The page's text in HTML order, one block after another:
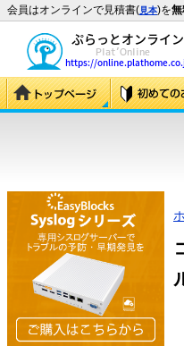
会員はオンラインで見積書(見本)を